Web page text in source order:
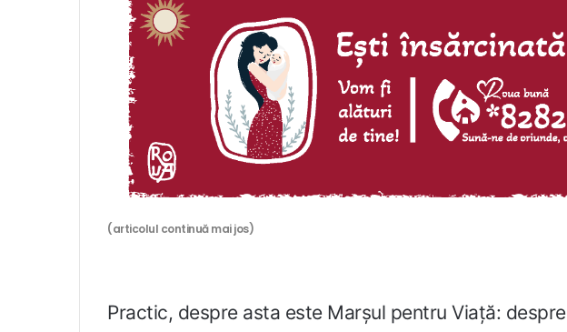
(articolul continuă mai jos)
Practic, despre asta este Marșul pentru Viață: despre